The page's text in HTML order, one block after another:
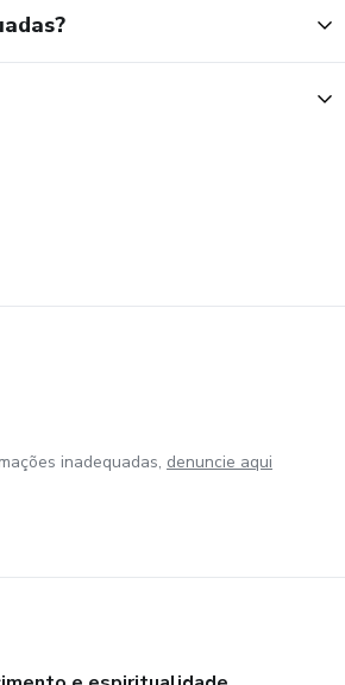
inadequadas, denuncie aqui